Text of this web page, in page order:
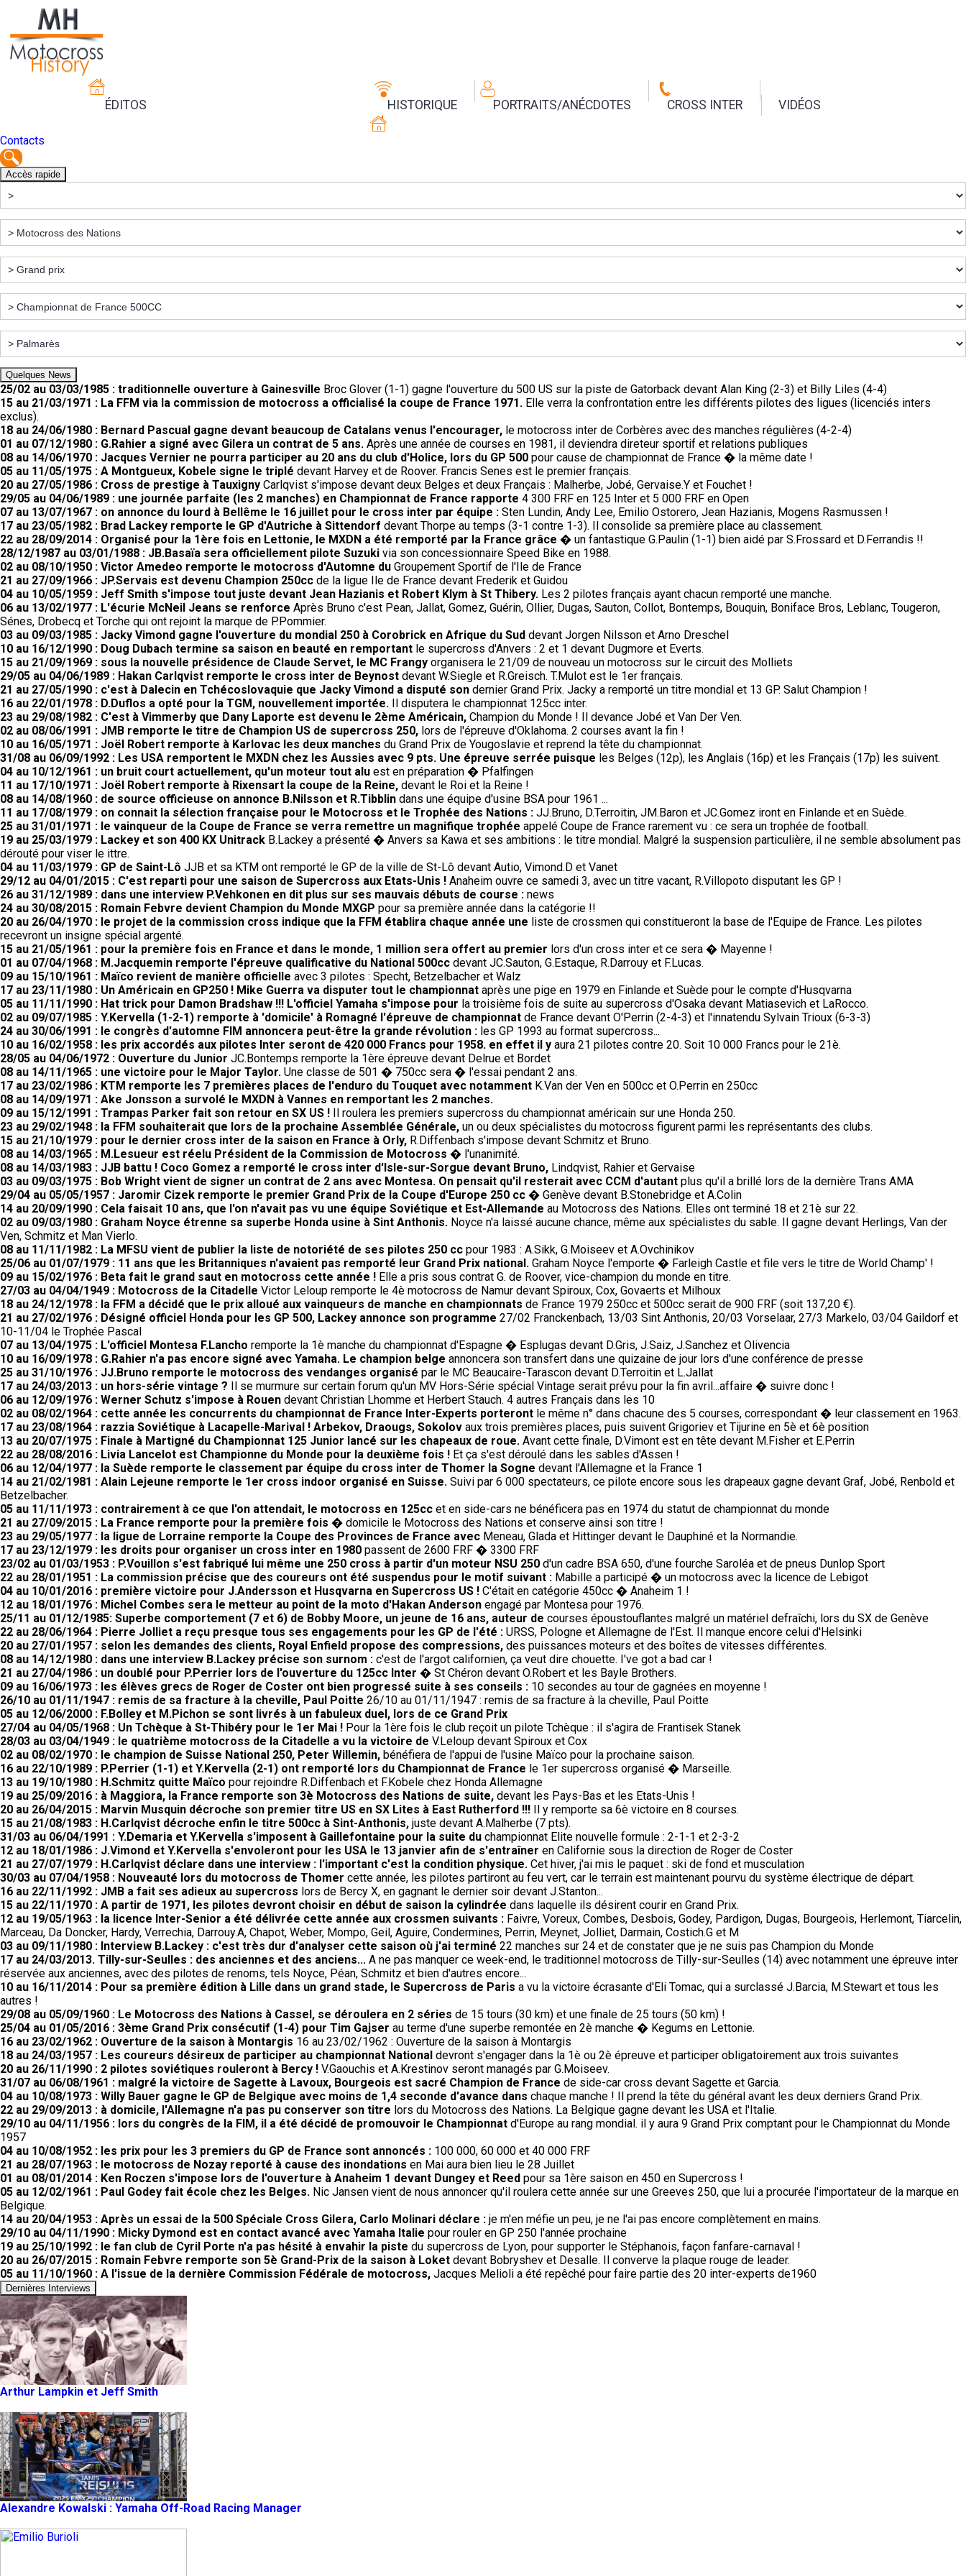
ÉDITOS HISTORIQUE PORTRAITS/ANÉCDOTES CROSS INTER VIDÉOS
Contacts
Accès rapide
Quelques News
25/02 au 03/03/1985 : traditionnelle ouverture à Gainesville Broc Glover (1-1) gagne l'ouverture du 500 US sur la piste de Gatorback devant Alan King (2-3) et Billy Liles (4-4)
15 au 21/03/1971 : La FFM via la commission de motocross a officialisé la coupe de France 1971. Elle verra la confrontation entre les différents pilotes des ligues (licenciés inters
exclus).
18 au 24/06/1980 : Bernard Pascual gagne devant beaucoup de Catalans venus l'encourager, le motocross inter de Corbères avec des manches régulières (4-2-4)
01 au 07/12/1980 : G.Rahier a signé avec Gilera un contrat de 5 ans. Après une année de courses en 1981, il deviendra direteur sportif et relations publiques
08 au 14/06/1970 : Jacques Vernier ne pourra participer au 20 ans du club d'Holice, lors du GP 500 pour cause de championnat de France � la même date !
05 au 11/05/1975 : A Montgueux, Kobele signe le triplé devant Harvey et de Roover. Francis Senes est le premier français.
20 au 27/05/1986 : Cross de prestige à Tauxigny Carlqvist s'impose devant deux Belges et deux Français : Malherbe, Jobé, Gervaise.Y et Fouchet !
29/05 au 04/06/1989 : une journée parfaite (les 2 manches) en Championnat de France rapporte 4 300 FRF en 125 Inter et 5 000 FRF en Open
07 au 13/07/1967 : on annonce du lourd à Bellême le 16 juillet pour le cross inter par équipe : Sten Lundin, Andy Lee, Emilio Ostorero, Jean Hazianis, Mogens Rasmussen !
17 au 23/05/1982 : Brad Lackey remporte le GP d'Autriche à Sittendorf devant Thorpe au temps (3-1 contre 1-3). Il consolide sa première place au classement.
22 au 28/09/2014 : Organisé pour la 1ère fois en Lettonie, le MXDN a été remporté par la France grâce � un fantastique G.Paulin (1-1) bien aidé par S.Frossard et D.Ferrandis !!
28/12/1987 au 03/01/1988 : JB.Basaïa sera officiellement pilote Suzuki via son concessionnaire Speed Bike en 1988.
02 au 08/10/1950 : Victor Amedeo remporte le motocross d'Automne du Groupement Sportif de l'Ile de France
21 au 27/09/1966 : JP.Servais est devenu Champion 250cc de la ligue Ile de France devant Frederik et Guidou
04 au 10/05/1959 : Jeff Smith s'impose tout juste devant Jean Hazianis et Robert Klym à St Thibery. Les 2 pilotes français ayant chacun remporté une manche.
06 au 13/02/1977 : L'écurie McNeil Jeans se renforce Après Bruno c'est Pean, Jallat, Gomez, Guérin, Ollier, Dugas, Sauton, Collot, Bontemps, Bouquin, Boniface Bros, Leblanc, Tougeron,
Sénes, Drobecq et Torche qui ont rejoint la marque de P.Pommier.
03 au 09/03/1985 : Jacky Vimond gagne l'ouverture du mondial 250 à Corobrick en Afrique du Sud devant Jorgen Nilsson et Arno Dreschel
10 au 16/12/1990 : Doug Dubach termine sa saison en beauté en remportant le supercross d'Anvers : 2 et 1 devant Dugmore et Everts.
15 au 21/09/1969 : sous la nouvelle présidence de Claude Servet, le MC Frangy organisera le 21/09 de nouveau un motocross sur le circuit des Molliets
29/05 au 04/06/1989 : Hakan Carlqvist remporte le cross inter de Beynost devant W.Siegle et R.Greisch. T.Mulot est le 1er français.
21 au 27/05/1990 : c'est à Dalecin en Tchécoslovaquie que Jacky Vimond a disputé son dernier Grand Prix. Jacky a remporté un titre mondial et 13 GP. Salut Champion !
16 au 22/01/1978 : D.Duflos a opté pour la TGM, nouvellement importée. Il disputera le championnat 125cc inter.
23 au 29/08/1982 : C'est à Vimmerby que Dany Laporte est devenu le 2ème Américain, Champion du Monde ! Il devance Jobé et Van Der Ven.
02 au 08/06/1991 : JMB remporte le titre de Champion US de supercross 250, lors de l'épreuve d'Oklahoma. 2 courses avant la fin !
10 au 16/05/1971 : Joël Robert remporte à Karlovac les deux manches du Grand Prix de Yougoslavie et reprend la tête du championnat.
31/08 au 06/09/1992 : Les USA remportent le MXDN chez les Aussies avec 9 pts. Une épreuve serrée puisque les Belges (12p), les Anglais (16p) et les Français (17p) les suivent.
04 au 10/12/1961 : un bruit court actuellement, qu'un moteur tout alu est en préparation � Pfalfingen
11 au 17/10/1971 : Joël Robert remporte à Rixensart la coupe de la Reine, devant le Roi et la Reine !
08 au 14/08/1960 : de source officieuse on annonce B.Nilsson et R.Tibblin dans une équipe d'usine BSA pour 1961 ...
11 au 17/08/1979 : on connait la sélection française pour le Motocross et le Trophée des Nations : JJ.Bruno, D.Terroitin, JM.Baron et JC.Gomez iront en Finlande et en Suède.
25 au 31/01/1971 : le vainqueur de la Coupe de France se verra remettre un magnifique trophée appelé Coupe de France rarement vu : ce sera un trophée de football.
19 au 25/03/1979 : Lackey et son 400 KX Unitrack B.Lackey a présenté � Anvers sa Kawa et ses ambitions : le titre mondial. Malgré la suspension particulière, il ne semble absolument pas
dérouté pour viser le ittre.
04 au 11/03/1979 : GP de Saint-Lô JJB et sa KTM ont remporté le GP de la ville de St-Lô devant Autio, Vimond.D et Vanet
29/12 au 04/01/2015 : C'est reparti pour une saison de Supercross aux Etats-Unis ! Anaheim ouvre ce samedi 3, avec un titre vacant, R.Villopoto disputant les GP !
26 au 31/12/1989 : dans une interview P.Vehkonen en dit plus sur ses mauvais débuts de course : news
24 au 30/08/2015 : Romain Febvre devient Champion du Monde MXGP pour sa première année dans la catégorie !!
20 au 26/04/1970 : le projet de la commission cross indique que la FFM établira chaque année une liste de crossmen qui constitueront la base de l'Equipe de France. Les pilotes
recevront un insigne spécial argenté.
15 au 21/05/1961 : pour la première fois en France et dans le monde, 1 million sera offert au premier lors d'un cross inter et ce sera � Mayenne !
01 au 07/04/1968 : M.Jacquemin remporte l'épreuve qualificative du National 500cc devant JC.Sauton, G.Estaque, R.Darrouy et F.Lucas.
09 au 15/10/1961 : Maïco revient de manière officielle avec 3 pilotes : Specht, Betzelbacher et Walz
17 au 23/11/1980 : Un Américain en GP250 ! Mike Guerra va disputer tout le championnat après une pige en 1979 en Finlande et Suède pour le compte d'Husqvarna
05 au 11/11/1990 : Hat trick pour Damon Bradshaw !!! L'officiel Yamaha s'impose pour la troisième fois de suite au supercross d'Osaka devant Matiasevich et LaRocco.
02 au 09/07/1985 : Y.Kervella (1-2-1) remporte à 'domicile' à Romagné l'épreuve de championnat de France devant O'Perrin (2-4-3) et l'innatendu Sylvain Trioux (6-3-3)
24 au 30/06/1991 : le congrès d'automne FIM annoncera peut-être la grande révolution : les GP 1993 au format supercross...
10 au 16/02/1958 : les prix accordés aux pilotes Inter seront de 420 000 Francs pour 1958. en effet il y aura 21 pilotes contre 20. Soit 10 000 Francs pour le 21è.
28/05 au 04/06/1972 : Ouverture du Junior JC.Bontemps remporte la 1ère épreuve devant Delrue et Bordet
08 au 14/11/1965 : une victoire pour le Major Taylor. Une classe de 501 � 750cc sera � l'essai pendant 2 ans.
17 au 23/02/1986 : KTM remporte les 7 premières places de l'enduro du Touquet avec notamment K.Van der Ven en 500cc et O.Perrin en 250cc
08 au 14/09/1971 : Ake Jonsson a survolé le MXDN à Vannes en remportant les 2 manches.
09 au 15/12/1991 : Trampas Parker fait son retour en SX US ! Il roulera les premiers supercross du championnat américain sur une Honda 250.
23 au 29/02/1948 : la FFM souhaiterait que lors de la prochaine Assemblée Générale, un ou deux spécialistes du motocross figurent parmi les représentants des clubs.
15 au 21/10/1979 : pour le dernier cross inter de la saison en France à Orly, R.Diffenbach s'impose devant Schmitz et Bruno.
08 au 14/03/1965 : M.Lesueur est réelu Président de la Commission de Motocross � l'unanimité.
08 au 14/03/1983 : JJB battu ! Coco Gomez a remporté le cross inter d'Isle-sur-Sorgue devant Bruno, Lindqvist, Rahier et Gervaise
03 au 09/03/1975 : Bob Wright vient de signer un contrat de 2 ans avec Montesa. On pensait qu'il resterait avec CCM d'autant plus qu'il a brillé lors de la dernière Trans AMA
29/04 au 05/05/1957 : Jaromir Cizek remporte le premier Grand Prix de la Coupe d'Europe 250 cc � Genève devant B.Stonebridge et A.Colin
14 au 20/09/1990 : Cela faisait 10 ans, que l'on n'avait pas vu une équipe Soviétique et Est-Allemande au Motocross des Nations. Elles ont terminé 18 et 21è sur 22.
02 au 09/03/1980 : Graham Noyce étrenne sa superbe Honda usine à Sint Anthonis. Noyce n'a laissé aucune chance, même aux spécialistes du sable. Il gagne devant Herlings, Van der
Ven, Schmitz et Man Vierlo.
08 au 11/11/1982 : La MFSU vient de publier la liste de notoriété de ses pilotes 250 cc pour 1983 : A.Sikk, G.Moiseev et A.Ovchinikov
25/06 au 01/07/1979 : 11 ans que les Britanniques n'avaient pas remporté leur Grand Prix national. Graham Noyce l'emporte � Farleigh Castle et file vers le titre de World Champ' !
09 au 15/02/1976 : Beta fait le grand saut en motocross cette année ! Elle a pris sous contrat G. de Roover, vice-champion du monde en titre.
27/03 au 04/04/1949 : Motocross de la Citadelle Victor Leloup remporte le 4è motocross de Namur devant Spiroux, Cox, Govaerts et Milhoux
18 au 24/12/1978 : la FFM a décidé que le prix alloué aux vainqueurs de manche en championnats de France 1979 250cc et 500cc serait de 900 FRF (soit 137,20 €).
21 au 27/02/1976 : Désigné officiel Honda pour les GP 500, Lackey annonce son programme 27/02 Franckenbach, 13/03 Sint Anthonis, 20/03 Vorselaar, 27/3 Markelo, 03/04 Gaildorf et
10-11/04 le Trophée Pascal
07 au 13/04/1975 : L'officiel Montesa F.Lancho remporte la 1è manche du championnat d'Espagne � Esplugas devant D.Gris, J.Saiz, J.Sanchez et Olivencia
10 au 16/09/1978 : G.Rahier n'a pas encore signé avec Yamaha. Le champion belge annoncera son transfert dans une quizaine de jour lors d'une conférence de presse
25 au 31/10/1976 : JJ.Bruno remporte le motocross des vendanges organisé par le MC Beaucaire-Tarascon devant D.Terroitin et L.Jallat
17 au 24/03/2013 : un hors-série vintage ? Il se murmure sur certain forum qu'un MV Hors-Série spécial Vintage serait prévu pour la fin avril...affaire � suivre donc !
06 au 12/09/1976 : Werner Schutz s'impose à Rouen devant Christian Lhomme et Herbert Stauch. 4 autres Français dans les 10
02 au 08/02/1964 : cette année les concurrents du championnat de France Inter-Experts porteront le même n° dans chacune des 5 courses, correspondant � leur classement en 1963.
17 au 23/08/1964 : razzia Soviétique à Lacapelle-Marival ! Arbekov, Draougs, Sokolov aux trois premières places, puis suivent Grigoriev et Tijurine en 5è et 6è position
13 au 20/07/1975 : Finale à Martigné du Championnat 125 Junior lancé sur les chapeaux de roue. Avant cette finale, D.Vimont est en tête devant M.Fisher et E.Perrin
22 au 28/08/2016 : Livia Lancelot est Championne du Monde pour la deuxième fois ! Et ça s'est déroulé dans les sables d'Assen !
06 au 12/04/1977 : la Suède remporte le classement par équipe du cross inter de Thomer la Sogne devant l'Allemagne et la France 1
14 au 21/02/1981 : Alain Lejeune remporte le 1er cross indoor organisé en Suisse. Suivi par 6 000 spectateurs, ce pilote encore sous les drapeaux gagne devant Graf, Jobé, Renbold et
Betzelbacher.
05 au 11/11/1973 : contrairement à ce que l'on attendait, le motocross en 125cc et en side-cars ne bénéficera pas en 1974 du statut de championnat du monde
21 au 27/09/2015 : La France remporte pour la première fois � domicile le Motocross des Nations et conserve ainsi son titre !
23 au 29/05/1977 : la ligue de Lorraine remporte la Coupe des Provinces de France avec Meneau, Glada et Hittinger devant le Dauphiné et la Normandie.
17 au 23/12/1979 : les droits pour organiser un cross inter en 1980 passent de 2600 FRF � 3300 FRF
23/02 au 01/03/1953 : P.Vouillon s'est fabriqué lui même une 250 cross à partir d'un moteur NSU 250 d'un cadre BSA 650, d'une fourche Saroléa et de pneus Dunlop Sport
22 au 28/01/1951 : La commission précise que des coureurs ont été suspendus pour le motif suivant : Mabille a participé � un motocross avec la licence de Lebigot
04 au 10/01/2016 : première victoire pour J.Andersson et Husqvarna en Supercross US ! C'était en catégorie 450cc � Anaheim 1 !
12 au 18/01/1976 : Michel Combes sera le metteur au point de la moto d'Hakan Anderson engagé par Montesa pour 1976.
25/11 au 01/12/1985: Superbe comportement (7 et 6) de Bobby Moore, un jeune de 16 ans, auteur de courses époustouflantes malgré un matériel defraîchi, lors du SX de Genève
22 au 28/06/1964 : Pierre Jolliet a reçu presque tous ses engagements pour les GP de l'été : URSS, Pologne et Allemagne de l'Est. Il manque encore celui d'Helsinki
20 au 27/01/1957 : selon les demandes des clients, Royal Enfield propose des compressions, des puissances moteurs et des boîtes de vitesses différentes.
08 au 14/12/1980 : dans une interview B.Lackey précise son surnom : c'est de l'argot californien, ça veut dire chouette. I've got a bad car !
21 au 27/04/1986 : un doublé pour P.Perrier lors de l'ouverture du 125cc Inter � St Chéron devant O.Robert et les Bayle Brothers.
09 au 16/06/1973 : les élèves grecs de Roger de Coster ont bien progressé suite à ses conseils : 10 secondes au tour de gagnées en moyenne !
26/10 au 01/11/1947 : remis de sa fracture à la cheville, Paul Poitte 26/10 au 01/11/1947 : remis de sa fracture à la cheville, Paul Poitte
05 au 12/06/2000 : F.Bolley et M.Pichon se sont livrés à un fabuleux duel, lors de ce Grand Prix
27/04 au 04/05/1968 : Un Tchèque à St-Thibéry pour le 1er Mai ! Pour la 1ère fois le club reçoit un pilote Tchèque : il s'agira de Frantisek Stanek
28/03 au 03/04/1949 : le quatrième motocross de la Citadelle a vu la victoire de V.Leloup devant Spiroux et Cox
02 au 08/02/1970 : le champion de Suisse National 250, Peter Willemin, bénéfiera de l'appui de l'usine Maïco pour la prochaine saison.
16 au 22/10/1989 : P.Perrier (1-1) et Y.Kervella (2-1) ont remporté lors du Championnat de France le 1er supercross organisé � Marseille.
13 au 19/10/1980 : H.Schmitz quitte Maïco pour rejoindre R.Diffenbach et F.Kobele chez Honda Allemagne
19 au 25/09/2016 : à Maggiora, la France remporte son 3è Motocross des Nations de suite, devant les Pays-Bas et les Etats-Unis !
20 au 26/04/2015 : Marvin Musquin décroche son premier titre US en SX Lites à East Rutherford !!!
Il y remporte sa 6è victoire en 8 courses.
15 au 21/08/1983 : H.Carlqvist décroche enfin le titre 500cc à Sint-Anthonis, juste devant A.Malherbe (7 pts).
31/03 au 06/04/1991 : Y.Demaria et Y.Kervella s'imposent à Gaillefontaine pour la suite du championnat Elite nouvelle formule : 2-1-1 et 2-3-2
12 au 18/01/1986 : J.Vimond et Y.Kervella s'envoleront pour les USA le 13 janvier afin de s'entraîner en Californie sous la direction de Roger de Coster
21 au 27/07/1979 : H.Carlqvist déclare dans une interview : l'important c'est la condition physique. Cet hiver, j'ai mis le paquet : ski de fond et musculation
30/03 au 07/04/1958 : Nouveauté lors du motocross de Thomer cette année, les pilotes partiront au feu vert, car le terrain est maintenant pourvu du système électrique de départ.
16 au 22/11/1992 : JMB a fait ses adieux au supercross lors de Bercy X, en gagnant le dernier soir devant J.Stanton...
15 au 22/11/1970 : A partir de 1971, les pilotes devront choisir en début de saison la cylindrée dans laquelle ils désirent courir en Grand Prix.
12 au 19/05/1963 : la licence Inter-Senior a été délivrée cette année aux crossmen suivants : Faivre, Voreux, Combes, Desbois, Godey, Pardigon, Dugas, Bourgeois, Herlemont, Tiarcelin,
Marceau, Da Doncker, Hardy, Verrechia, Darrouy.A, Chapot, Weber, Mompo, Geil, Aguire, Condermines, Perrin, Meynet, Jolliet, Darmain, Costich.G et M
03 au 09/11/1980 : Interview B.Lackey : c'est très dur d'analyser cette saison où j'ai terminé 22 manches sur 24 et de constater que je ne suis pas Champion du Monde
17 au 24/03/2013. Tilly-sur-Seulles : des anciennes et des anciens... A ne pas manquer ce week-end, le traditionnel motocross de Tilly-sur-Seulles (14) avec notamment une épreuve inter
réservée aux anciennes, avec des pilotes de renoms, tels Noyce, Péan, Schmitz et bien d'autres encore...
10 au 16/11/2014 : Pour sa première édition à Lille dans un grand stade, le Supercross de Paris a vu la victoire écrasante d'Eli Tomac, qui a surclassé J.Barcia, M.Stewart et tous les
autres !
29/08 au 05/09/1960 : Le Motocross des Nations à Cassel, se déroulera en 2 séries de 15 tours (30 km) et une finale de 25 tours (50 km) !
25/04 au 01/05/2016 : 3ème Grand Prix consécutif (1-4) pour Tim Gajser au terme d'une superbe remontée en 2è manche � Kegums en Lettonie.
16 au 23/02/1962 : Ouverture de la saison à Montargis 16 au 23/02/1962 : Ouverture de la saison à Montargis
18 au 24/03/1957 : Les coureurs désireux de participer au championnat National devront s'engager dans la 1è ou 2è épreuve et participer obligatoirement aux trois suivantes
20 au 26/11/1990 : 2 pilotes soviétiques rouleront à Bercy ! V.Gaouchis et A.Krestinov seront managés par G.Moiseev.
31/07 au 06/08/1961 : malgré la victoire de Sagette à Lavoux, Bourgeois est sacré Champion de France de side-car cross devant Sagette et Garcia.
04 au 10/08/1973 : Willy Bauer gagne le GP de Belgique avec moins de 1,4 seconde d'avance dans chaque manche ! Il prend la tête du général avant les deux derniers Grand Prix.
22 au 29/09/2013 : à domicile, l'Allemagne n'a pas pu conserver son titre lors du Motocross des Nations. La Belgique gagne devant les USA et l'Italie.
29/10 au 04/11/1956 : lors du congrès de la FIM, il a été décidé de promouvoir le Championnat d'Europe au rang mondial. il y aura 9 Grand Prix comptant pour le Championnat du Monde
1957
04 au 10/08/1952 : les prix pour les 3 premiers du GP de France sont annoncés : 100 000, 60 000 et 40 000 FRF
21 au 28/07/1963 : le motocross de Nozay reporté à cause des inondations en Mai aura bien lieu le 28 Juillet
01 au 08/01/2014 : Ken Roczen s'impose lors de l'ouverture à Anaheim 1 devant Dungey et Reed pour sa 1ère saison en 450 en Supercross !
05 au 12/02/1961 : Paul Godey fait école chez les Belges. Nic Jansen vient de nous annoncer qu'il roulera cette année sur une Greeves 250, que lui a procurée l'importateur de la marque en
Belgique.
14 au 20/04/1953 : Après un essai de la 500 Spéciale Cross Gilera, Carlo Molinari déclare : je m'en méfie un peu, je ne l'ai pas encore complètement en mains.
29/10 au 04/11/1990 : Micky Dymond est en contact avancé avec Yamaha Italie pour rouler en GP 250 l'année prochaine
19 au 25/10/1992 : le fan club de Cyril Porte n'a pas hésité à envahir la piste du supercross de Lyon, pour supporter le Stéphanois, façon fanfare-carnaval !
20 au 26/07/2015 : Romain Febvre remporte son 5è Grand-Prix de la saison à Loket devant Bobryshev et Desalle. Il converve la plaque rouge de leader.
05 au 11/10/1960 : A l'issue de la dernière Commission Fédérale de motocross, Jacques Melioli a été repêché pour faire partie des 20 inter-experts de1960
Dernières Interviews
Arthur Lampkin et Jeff Smith
Alexandre Kowalski : Yamaha Off-Road Racing Manager